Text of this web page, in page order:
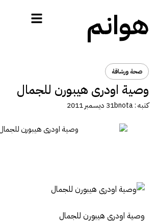
هوانم
صحة ورشاقة
وصية اودرى هيبورن للجمال
كتبه :bnota31 ديسمبر 2011
وصية اودرى هيبورن للجمال